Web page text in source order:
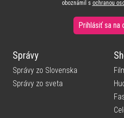
oboznámil s ochranou
Prihlásiť sa na
Správy
Správy zo Slovenska
Správy zo sveta